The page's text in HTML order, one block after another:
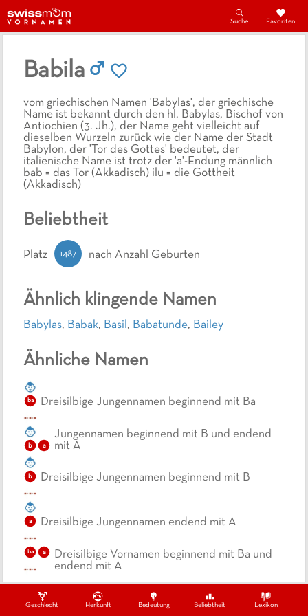
Geschlecht Herkunft Bedeutung Beliebtheit Lexikon
Suche Favoriten
Babila
vom griechischen Namen 'Babylas', der griechische
Name ist bekannt durch den hl. Babylas, Bischof von
Antiochien (3. Jh.), der Name geht vielleicht auf
dieselben Wurzeln zurück wie der Name der Stadt
Babylon, der 'Tor des Gottes' bedeutet, der
italienische Name ist trotz der 'a'-Endung männlich
bab = das Tor (Akkadisch) ilu = die Gottheit
(Akkadisch)
Ähnlich klingende Namen
Babylas, Babak, Basil, Babatunde, Bailey
Ähnliche Namen
ba Dreisilbige Jungennamen beginnend mit Ba
b a
Jungennamen beginnend mit B und endend
mit A
b Dreisilbige Jungennamen beginnend mit B
a Dreisilbige Jungennamen endend mit A
ba a
Dreisilbige Vornamen beginnend mit Ba und
endend mit A
Beliebtheit
Platz 1487 nach Anzahl Geburten